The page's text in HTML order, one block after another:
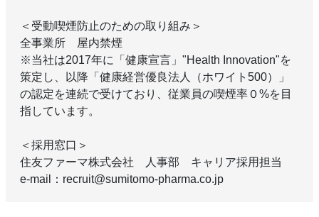
＜受動喫煙防止のための取り組み＞
全事業所 屋内禁煙
※当社は2017年に「健康宣言」"Health Innovation"を
策定し、以降「健康経営優良法人（ホワイト500）」
の認定を連続で受けており、従業員の喫煙率０%を目
指しています。
＜採用窓口＞
住友ファーマ株式会社 人事部 キャリア採用担当
e-mail：recruit@sumitomo-pharma.co.jp